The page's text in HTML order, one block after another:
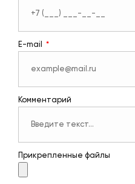
E-mail
Комментарий
Прикрепленные файлы